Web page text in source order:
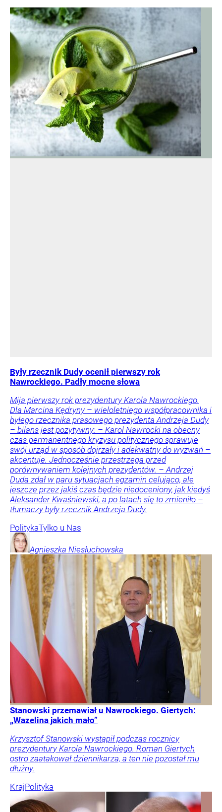
Były rzecznik Dudy ocenił pierwszy rok
Nawrockiego. Padły mocne słowa
Mija pierwszy rok prezydentury Karola Nawrockiego.
Dla Marcina Kędryny – wieloletniego współpracownika i
byłego rzecznika prasowego prezydenta Andrzeja Dudy
– bilans jest pozytywny: – Karol Nawrocki na obecny
czas permanentnego kryzysu politycznego sprawuje
swój urząd w sposób dojrzały i adekwatny do wyzwań –
akcentuje. Jednocześnie przestrzega przed
porównywaniem kolejnych prezydentów. – Andrzej
Duda zdał w paru sytuacjach egzamin celująco, ale
jeszcze przez jakiś czas będzie niedoceniony, jak kiedyś
Aleksander Kwaśniewski, a po latach się to zmieniło –
tłumaczy były rzecznik Andrzeja Dudy.
PolitykaTylko u Nas
Agnieszka Niesłuchowska
Stanowski przemawiał u Nawrockiego. Giertych:
„Wazelina jakich mało”
Krzysztof Stanowski wystąpił podczas rocznicy
prezydentury Karola Nawrockiego. Roman Giertych
ostro zaatakował dziennikarza, a ten nie pozostał mu
dłużny.
KrajPolityka